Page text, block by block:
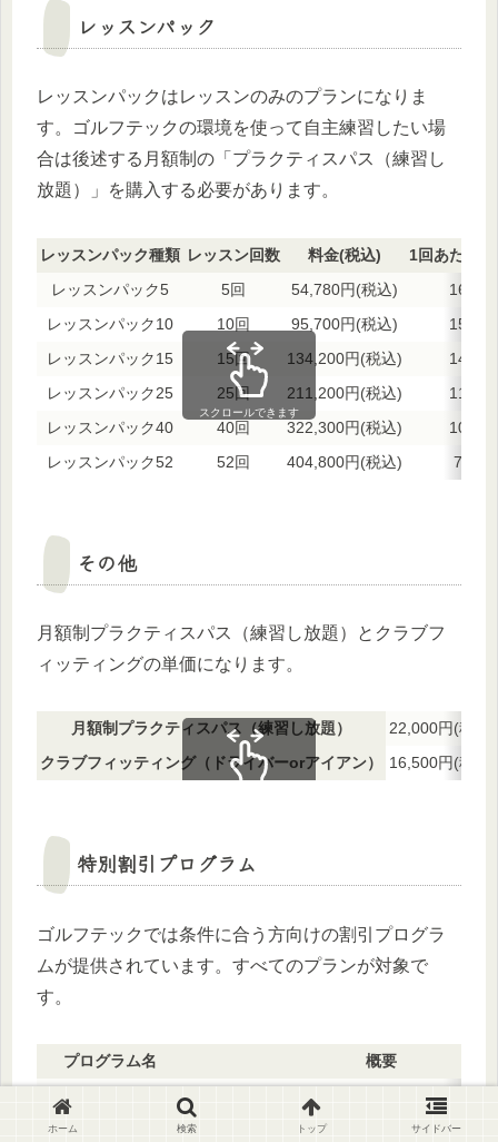
レッスンパック
レッスンパックはレッスンのみのプランになりま
す。ゴルフテックの環境を使って自主練習したい場
合は後述する月額制の「プラクティスパス（練習し
放題）」を購入する必要があります。
レッスンパック種類 レッスン回数 料金(税込)
1回あたり
レッスンパック5
5回 54,780円(税込)
レッスンパック10
10回 95,700円(税込)
レッスンパック15
15回 134,200円(税込)
レッスンパック25
25回 211,200円(税込)
レッスンパック40
40回 322,300円(税込)
レッスンパック52
52回 404,800円(税込) 7,785
スクロールできます
その他
月額制プラクティスパス（練習し放題）とクラブフ
ィッティングの単価になります。
月額制プラクティスパス（練習し放題）
22,000円(税込)
クラブフィッティング（ドライバーorアイアン）
16,500円(税込)
特別割引プログラム
ゴルフテックでは条件に合う方向けの割引プログラ
ムが提供されています。すべてのプランが対象で
す。
プログラム名
概要
平日デイタイム割引
平日営業開始～17時レッスン開始までの受
リピート割引
チケット全消化日当日までに 次のプランを
ホーム 検索 トップ サイドバー